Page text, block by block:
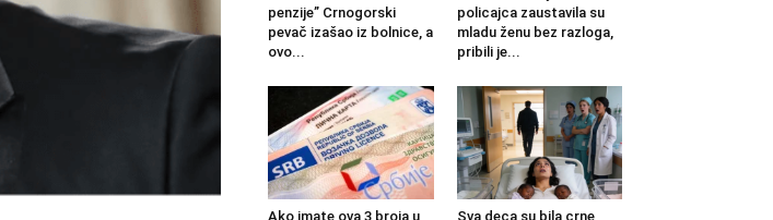
penzije” Crnogorski
pevač izašao iz bolnice, a
ovo...
policajca zaustavila su
mladu ženu bez razloga,
pribili je...
Ako imate ova 3 broja u
Sva deca su bila crne